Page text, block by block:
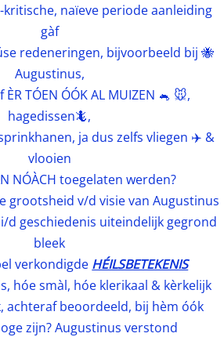
naïeve periode aanleiding
gàf
redeneringen, bijvoorbeeld bij 🐝
Augustinus,
TÓEN ÓÓK AL MUIZEN 🐁 🐭,
hagedissen🦎,
ja dus zelfs vliegen ✈️ &
vlooien
NÓÀCH toegelaten werden?
grootsheid v/d visie van Augustinus
d geschiedenis uiteindelijk gegrond
bleek
verkondigde HÉILSBETEKENIS
hóe smàl, hóe klerikaal & kèrkelijk
achteraf beoordeeld, bij hèm óók
zijn? Augustinus verstond